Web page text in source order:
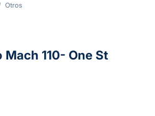
Otros
110- One St